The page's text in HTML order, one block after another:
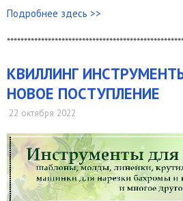
Подробнее здесь >>
​КВИЛЛИНГ
НОВОЕ ПОСТУПЛЕНИЕ
22 октября 2022